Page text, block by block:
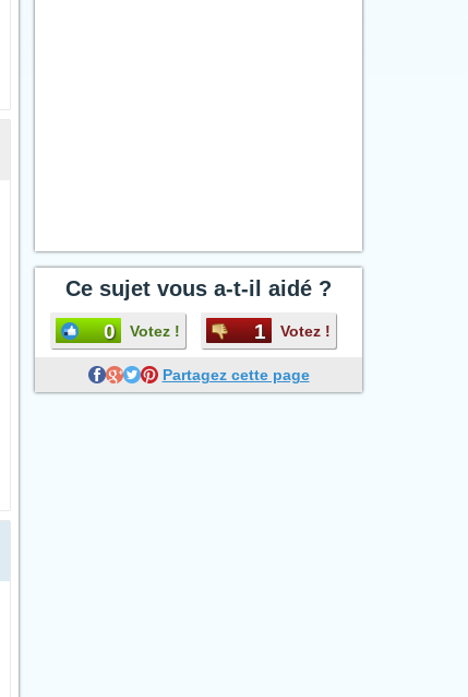
Ce sujet vous a-t-il aidé ?
0 Votez ! 1 Votez !
Partagez cette page